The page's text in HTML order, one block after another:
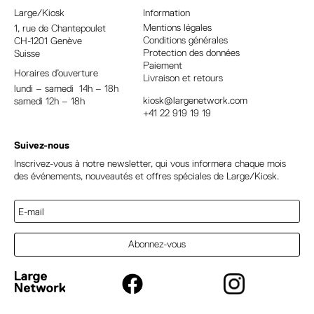
Large/Kiosk
1, rue de Chantepoulet
CH-1201 Genève
Suisse
Horaires d’ouverture
lundi – samedi 14h – 18h
samedi 12h – 18h
Information
Mentions légales
Conditions générales
Protection des données
Paiement
Livraison et retours
kiosk@largenetwork.com
+41 22 919 19 19
Suivez-nous
Inscrivez-vous à notre newsletter, qui vous informera chaque mois
des événements, nouveautés et offres spéciales de Large/Kiosk.
Abonnez-vous